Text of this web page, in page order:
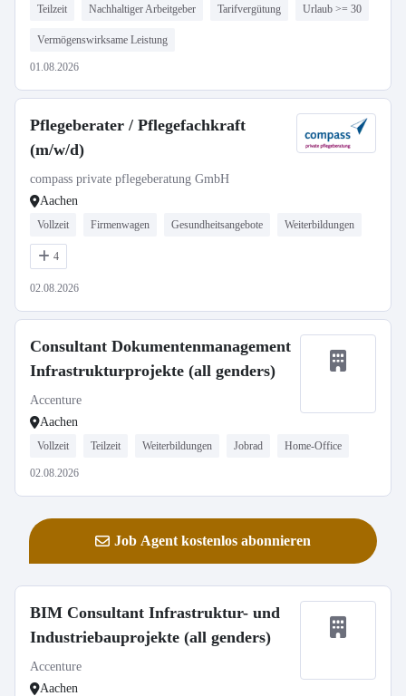
Teilzeit Nachhaltiger Arbeitgeber Tarifvergütung Urlaub >= 30
Vermögenswirksame Leistung
01.08.2026
Pflegeberater / Pflegefachkraft
(m/w/d)
compass private pflegeberatung GmbH
Aachen
Vollzeit Firmenwagen Gesundheitsangebote Weiterbildungen
4
02.08.2026
Consultant Dokumentenmanagement
Infrastrukturprojekte (all genders)
Accenture
Aachen
Vollzeit Teilzeit Weiterbildungen Jobrad Home-Office
02.08.2026
Job Agent kostenlos abonnieren
BIM Consultant Infrastruktur- und
Industriebauprojekte (all genders)
Accenture
Aachen